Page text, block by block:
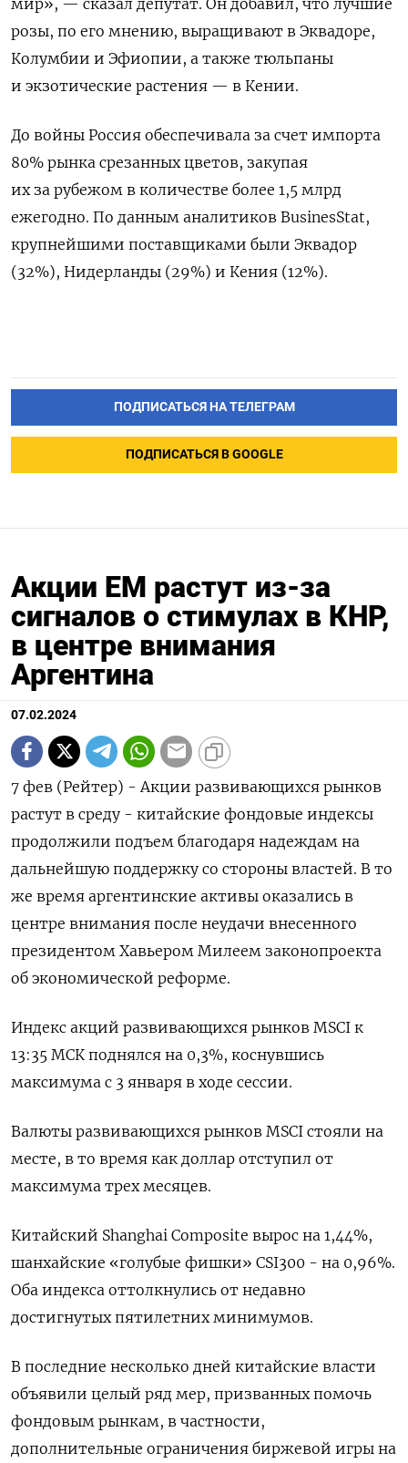
розы, по его мнению, выращивают в Эквадоре,
Колумбии и Эфиопии, а также тюльпаны
и экзотические растения — в Кении.
До войны Россия обеспечивала за счет импорта
80% рынка срезанных цветов, закупая
их за рубежом в количестве более 1,5 млрд
ежегодно. По данным аналитиков BusinesStat,
крупнейшими поставщиками были Эквадор
(32%), Нидерланды (29%) и Кения (12%).
ПОДПИСАТЬСЯ НА ТЕЛЕГРАМ
ПОДПИСАТЬСЯ В GOOGLE
Акции EM растут из-за
сигналов о стимулах в КНР,
в центре внимания
Аргентина
07.02.2024
7 фев (Рейтер) - Акции развивающихся рынков
растут в среду - китайские фондовые индексы
продолжили подъем благодаря надеждам на
дальнейшую поддержку со стороны властей. В то
же время аргентинские активы оказались в
центре внимания после неудачи внесенного
президентом Хавьером Милеем законопроекта
об экономической реформе.
Индекс акций развивающихся рынков MSCI к
13:35 МСК поднялся на 0,3%, коснувшись
максимума с 3 января в ходе сессии.
Валюты развивающихся рынков MSCI стояли на
месте, в то время как доллар отступил от
максимума трех месяцев.
Китайский Shanghai Composite вырос на 1,44%,
шанхайские «голубые фишки» CSI300 - на 0,96%.
Оба индекса оттолкнулись от недавно
достигнутых пятилетних минимумов.
В последние несколько дней китайские власти
объявили целый ряд мер, призванных помочь
фондовым рынкам, в частности,
дополнительные ограничения биржевой игры на